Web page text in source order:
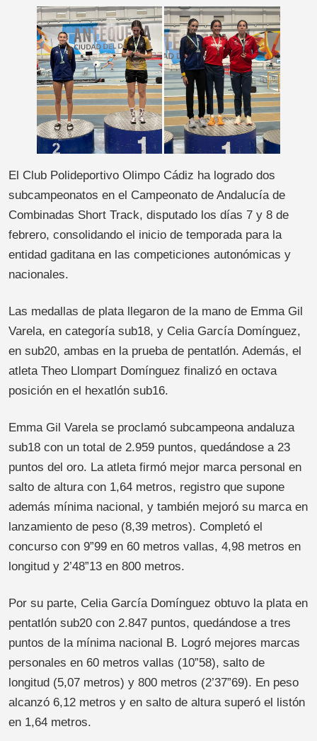
El Club Polideportivo Olimpo Cádiz ha logrado dos
subcampeonatos en el Campeonato de Andalucía de
Combinadas Short Track, disputado los días 7 y 8 de
febrero, consolidando el inicio de temporada para la
entidad gaditana en las competiciones autonómicas y
nacionales.
Las medallas de plata llegaron de la mano de Emma Gil
Varela, en categoría sub18, y Celia García Domínguez,
en sub20, ambas en la prueba de pentatlón. Además, el
atleta Theo Llompart Domínguez finalizó en octava
posición en el hexatlón sub16.
Emma Gil Varela se proclamó subcampeona andaluza
sub18 con un total de 2.959 puntos, quedándose a 23
puntos del oro. La atleta firmó mejor marca personal en
salto de altura con 1,64 metros, registro que supone
además mínima nacional, y también mejoró su marca en
lanzamiento de peso (8,39 metros). Completó el
concurso con 9”99 en 60 metros vallas, 4,98 metros en
longitud y 2’48”13 en 800 metros.
Por su parte, Celia García Domínguez obtuvo la plata en
pentatlón sub20 con 2.847 puntos, quedándose a tres
puntos de la mínima nacional B. Logró mejores marcas
personales en 60 metros vallas (10”58), salto de
longitud (5,07 metros) y 800 metros (2’37”69). En peso
alcanzó 6,12 metros y en salto de altura superó el listón
en 1,64 metros.